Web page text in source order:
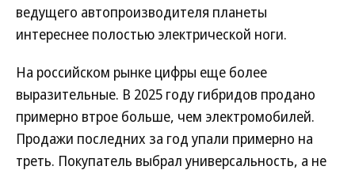
ведущего автопроизводителя планеты
интереснее полостью электрической ноги.
На российском рынке цифры еще более
выразительные. В 2025 году гибридов продано
примерно втрое больше, чем электромобилей.
Продажи последних за год упали примерно на
треть. Покупатель выбрал универсальность, а не